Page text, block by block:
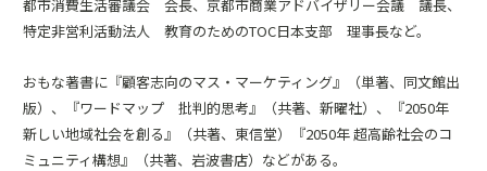
都市消費生活審議会 会長、京都市商業アドバイザリー会議 議長、
特定非営利活動法人 教育のためのTOC日本支部 理事長など。
おもな著書に『顧客志向のマス・マーケティング』（単著、同文館出
版）、『ワードマップ 批判的思考』（共著、新曜社）、『2050年
新しい地域社会を創る』（共著、東信堂）『2050年 超高齢社会のコ
ミュニティ構想』（共著、岩波書店）などがある。